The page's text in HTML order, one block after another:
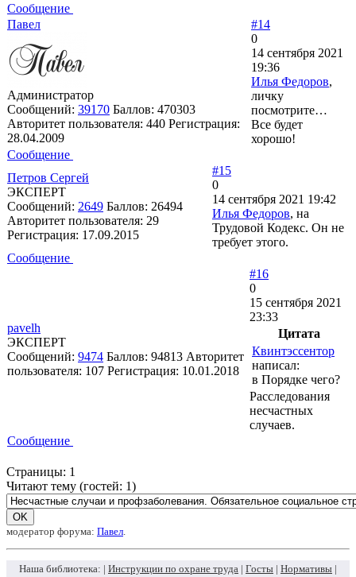
Сообщение
Павел
Администратор
Сообщений: 39170 Баллов: 470303
Авторитет пользователя: 440 Регистрация:
28.04.2009
#14
0
14 сентября 2021
19:36
Илья Федоров,
личку
посмотрите…
Все будет
хорошо!
Сообщение
Петров Сергей
ЭКСПЕРТ
Сообщений: 2649 Баллов: 26494
Авторитет пользователя: 29
Регистрация: 17.09.2015
#15
0
14 сентября 2021 19:42
Илья Федоров, на
Трудовой Кодекс. Он не
требует этого.
Сообщение
pavelh
ЭКСПЕРТ
Сообщений: 9474 Баллов: 94813 Авторитет
пользователя: 107 Регистрация: 10.01.2018
#16
0
15 сентября 2021
23:33
Цитата
Квинтэссентор
написал:
в Порядке чего?
Расследования
несчастных
случаев.
Сообщение
Страницы: 1
Читают тему (гостей: 1)
модератор форума: Павел
Наша библиотека: | Инструкции по охране труда | Госты | Нормативы |